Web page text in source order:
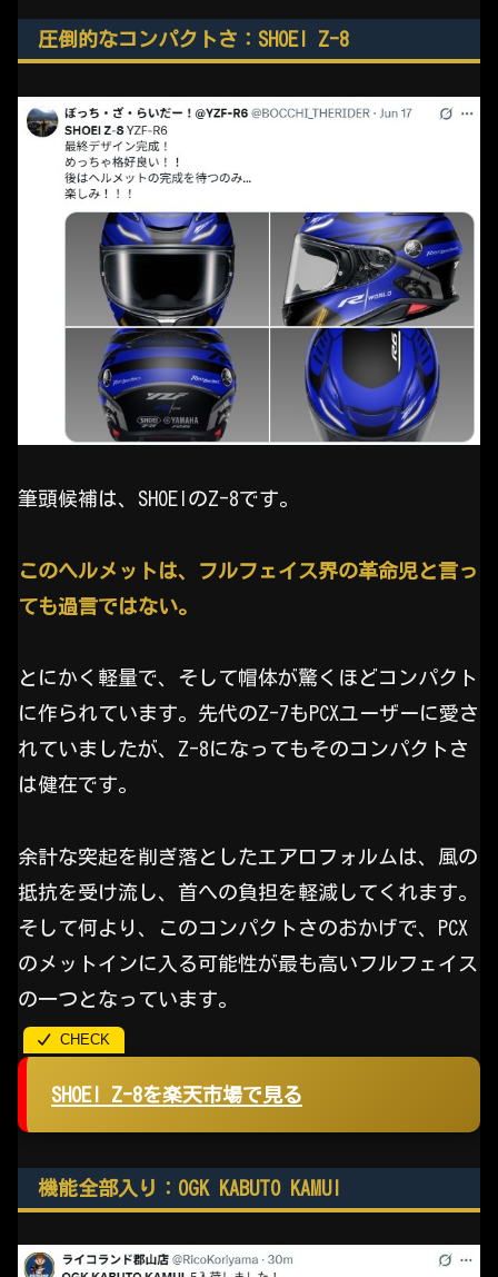
圧倒的なコンパクトさ：SHOEI Z-8
筆頭候補は、SHOEIのZ-8です。
このヘルメットは、フルフェイス界の革命児と言っ
ても過言ではない。
とにかく軽量で、そして帽体が驚くほどコンパクト
に作られています。先代のZ-7もPCXユーザーに愛さ
れていましたが、Z-8になってもそのコンパクトさ
は健在です。
余計な突起を削ぎ落としたエアロフォルムは、風の
抵抗を受け流し、首への負担を軽減してくれます。
そして何より、このコンパクトさのおかげで、PCX
のメットインに入る可能性が最も高いフルフェイス
の一つとなっています。
SHOEI Z-8を楽天市場で見る
機能全部入り：OGK KABUTO KAMUI